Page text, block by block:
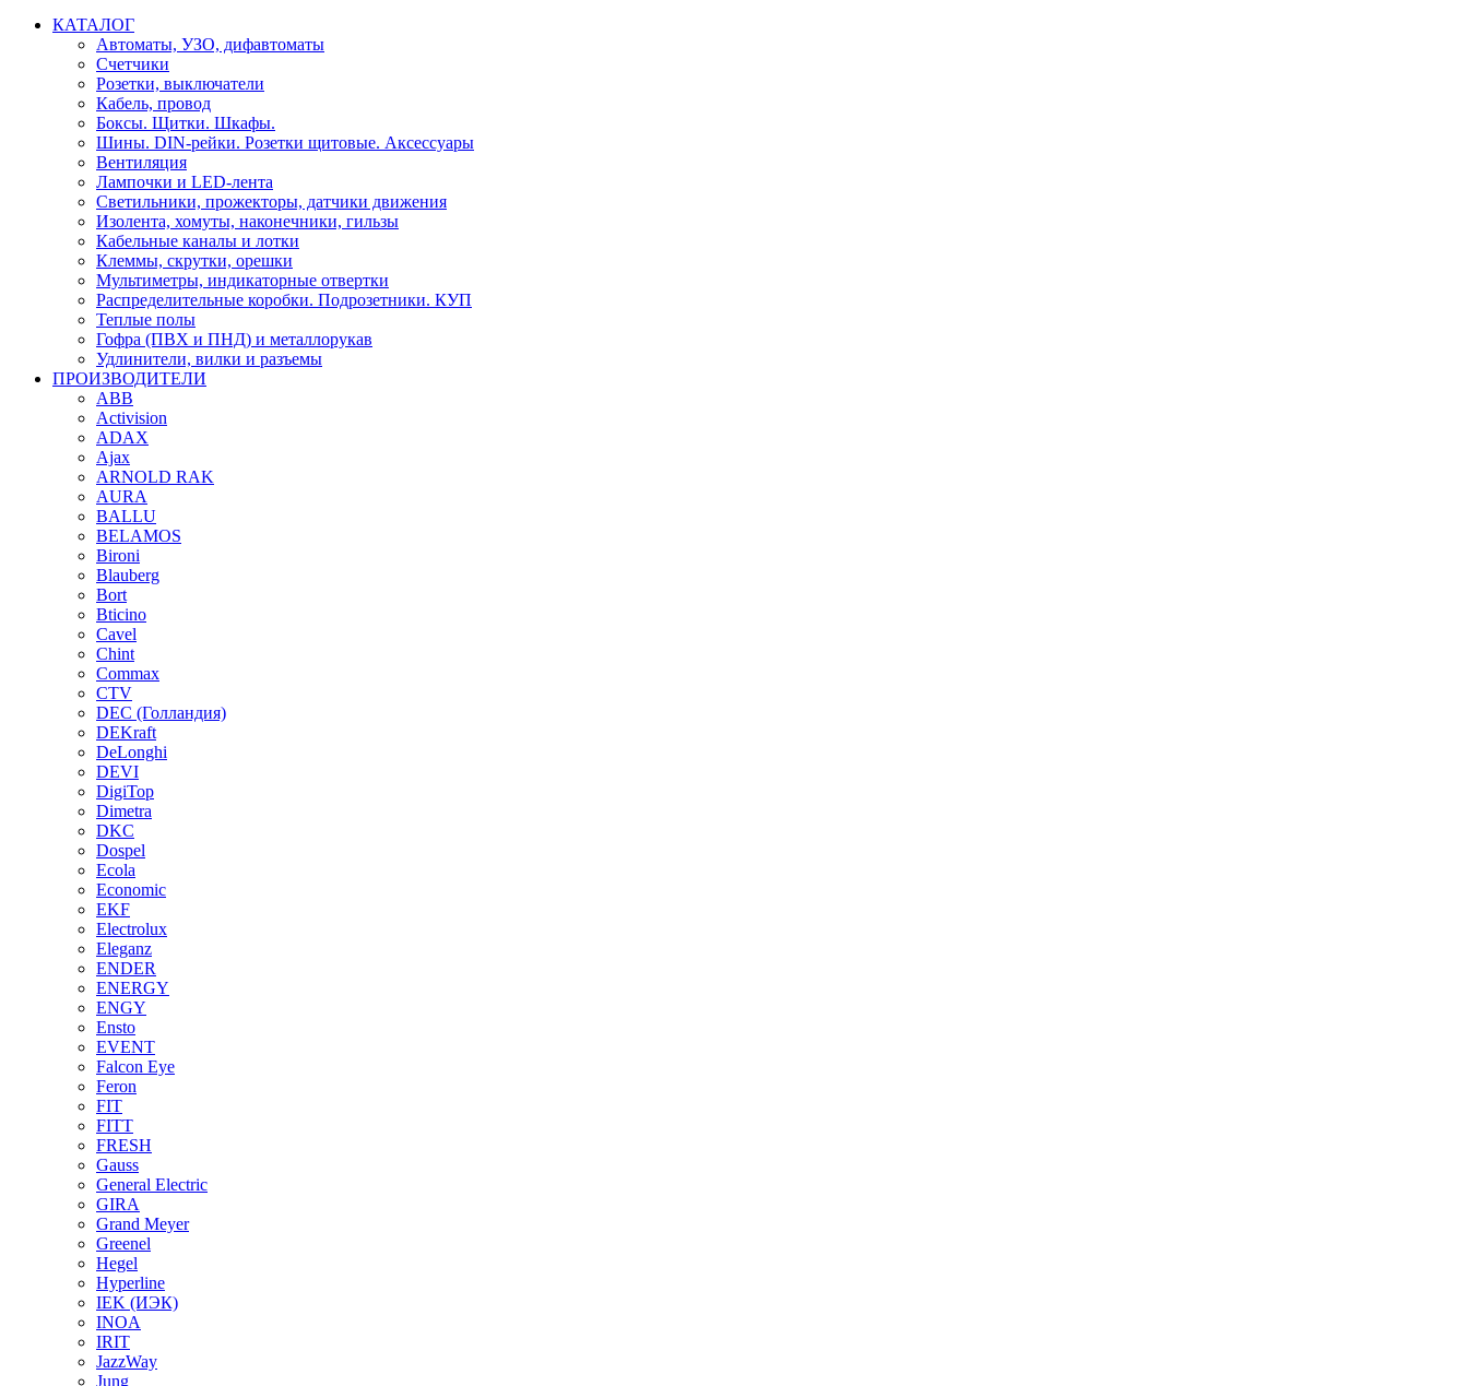
КАТАЛОГ
Автоматы, УЗО, дифавтоматы
Счетчики
Розетки, выключатели
Кабель, провод
Боксы. Щитки. Шкафы.
Шины. DIN-рейки. Розетки щитовые. Аксессуары
Вентиляция
Лампочки и LED-лента
Светильники, прожекторы, датчики движения
Изолента, хомуты, наконечники, гильзы
Кабельные каналы и лотки
Клеммы, скрутки, орешки
Мультиметры, индикаторные отвертки
Распределительные коробки. Подрозетники. КУП
Теплые полы
Гофра (ПВХ и ПНД) и металлорукав
Удлинители, вилки и разъемы
ПРОИЗВОДИТЕЛИ
ABB
Activision
ADAX
Ajax
ARNOLD RAK
AURA
BALLU
BELAMOS
Bironi
Blauberg
Bort
Bticino
Cavel
Chint
Commax
CTV
DEC (Голландия)
DEKraft
DeLonghi
DEVI
DigiTop
Dimetra
DKC
Dospel
Ecola
Economic
EKF
Electrolux
Eleganz
ENDER
ENERGY
ENGY
Ensto
EVENT
Falcon Eye
Feron
FIT
FITT
FRESH
Gauss
General Electric
GIRA
Grand Meyer
Greenel
Hegel
Hyperline
IEK (ИЭК)
INOA
IRIT
JazzWay
Jung